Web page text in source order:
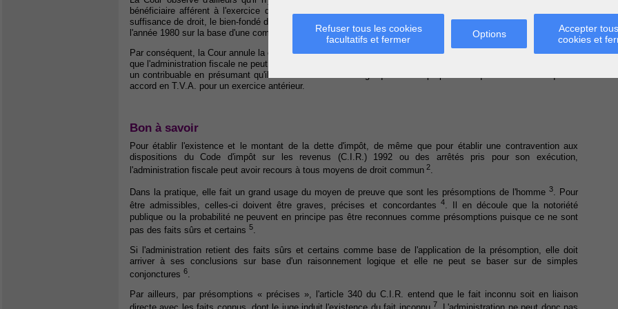
Refuser tous les cookies
facultatifs et fermer
Options
Accepter
cookies et
bénéficiaire afférent à l'exercice d'imposition 1980 litigieux. Il en découle que l'administration n'établit pas, à
suffisance de droit, le bien-fondé de la rectification litigieuse du chiffre d'affaires déclaré par le contribuable pour
l'année 1980 sur la base d'une comptabilité régulièrement tenue.
Par conséquent, la Cour annule la cotisation supplémentaire enrôlée à l'impôt des personnes physiques au motif
que l'administration fiscale ne peut majorer la marge bénéficiaire déclarée à l'impôt des personnes physiques par
un contribuable en présumant qu'il a réalisé la même marge que celle à propos de laquelle il avait marqué un
accord en T.V.A. pour un exercice antérieur.
Bon à savoir
Pour établir l'existence et le montant de la dette d'impôt, de même que pour établir une contravention aux
dispositions du Code d'impôt sur les revenus (C.I.R.) 1992 ou des arrêtés pris pour son exécution,
l'administration fiscale peut avoir recours à tous moyens de droit commun 2.
Dans la pratique, elle fait un grand usage du moyen de preuve que sont les présomptions de l'homme 3. Pour
être admissibles, celles-ci doivent être graves, précises et concordantes 4. Il en découle que la notoriété
publique ou la probabilité ne peuvent en principe pas être reconnues comme présomptions puisque ce ne sont
pas des faits sûrs et certains 5
Si l'administration retient des faits sûrs et certains comme base de l'application de la présomption, elle doit
arriver à ses conclusions sur base d'un raisonnement logique et elle ne peut se baser sur de simples
conjonctures 6
Par ailleurs, par présomptions « précises », l'article 340 du C.I.R. entend que le fait inconnu soit en liaison
7